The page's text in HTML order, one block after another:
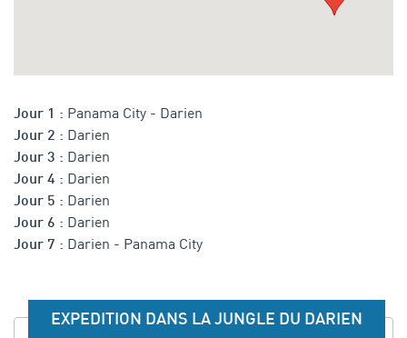
Jour 1 : Panama City - Darien
Jour 2 : Darien
Jour 3 : Darien
Jour 4 : Darien
Jour 5 : Darien
Jour 6 : Darien
Jour 7 : Darien - Panama City
EXPEDITION DANS LA JUNGLE DU DARIEN